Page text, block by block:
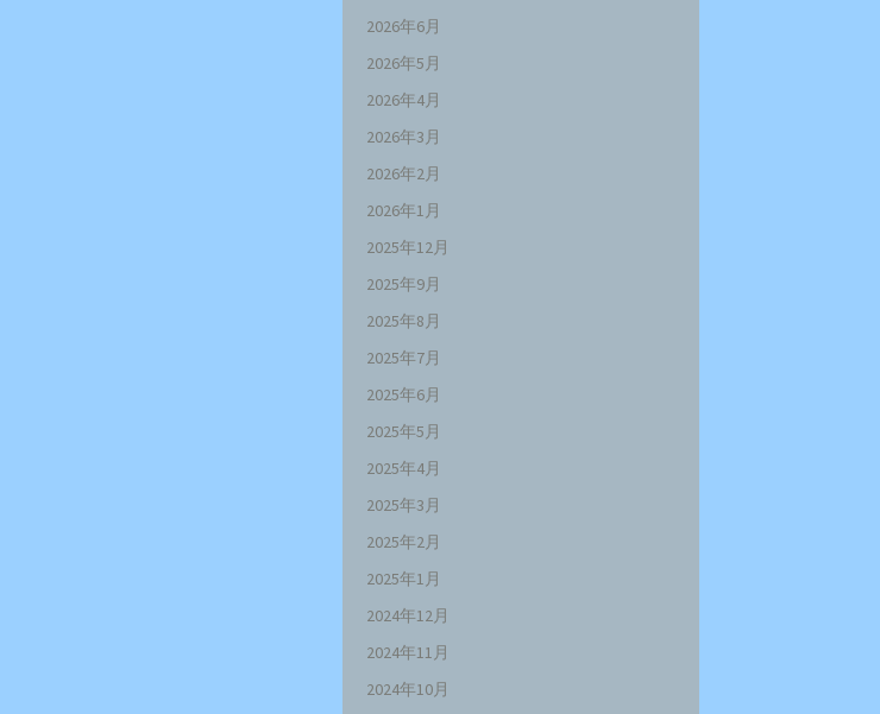
2026年6月
2026年5月
2026年4月
2026年3月
2026年2月
2026年1月
2025年12月
2025年9月
2025年8月
2025年7月
2025年6月
2025年5月
2025年4月
2025年3月
2025年2月
2025年1月
2024年12月
2024年11月
2024年10月